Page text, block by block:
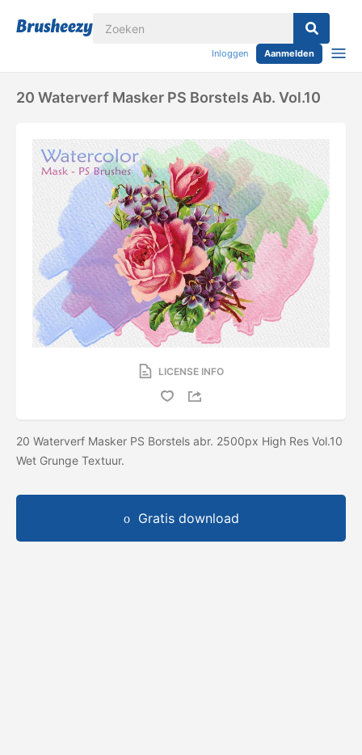
Inloggen Aanmelden
20 Waterverf Masker PS Borstels Ab. Vol.10
LICENSE INFO
20 Waterverf Masker PS Borstels abr. 2500px High Res Vol.10
Wet Grunge Textuur.
Gratis download